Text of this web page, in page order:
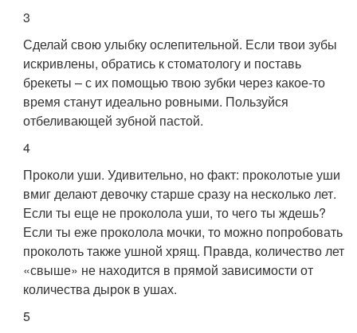
3
Сделай свою улыбку ослепительной. Если твои зубы
искривлены, обратись к стоматологу и поставь
брекеты – с их помощью твою зубки через какое-то
время станут идеально ровными. Пользуйся
отбеливающей зубной пастой.
4
Проколи уши. Удивительно, но факт: проколотые уши
вмиг делают девочку старше сразу на несколько лет.
Если ты еще не проколола уши, то чего ты ждешь?
Если ты еже проколола мочки, то можно попробовать
проколоть также ушной хрящ. Правда, количество лет
«свыше» не находится в прямой зависимости от
количества дырок в ушах.
5